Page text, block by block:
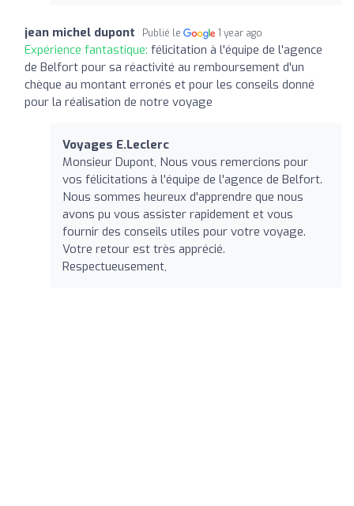
jean michel dupont Publié le 1 year ago
Expérience fantastique: félicitation à l'équipe de l'agence
de Belfort pour sa réactivité au remboursement d'un
chèque au montant erronés et pour les conseils donné
pour la réalisation de notre voyage
Voyages E.Leclerc
Monsieur Dupont, Nous vous remercions pour
vos félicitations à l'équipe de l'agence de Belfort.
Nous sommes heureux d'apprendre que nous
avons pu vous assister rapidement et vous
fournir des conseils utiles pour votre voyage.
Votre retour est très apprécié.
Respectueusement,